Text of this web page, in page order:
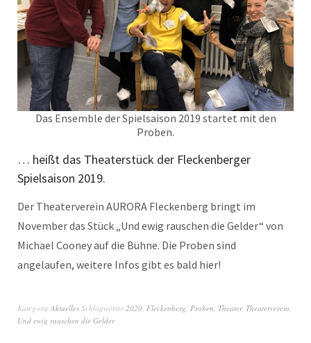
Das Ensemble der Spielsaison 2019 startet mit den
Proben.
… heißt das Theaterstück der Fleckenberger
Spielsaison 2019.
Der Theaterverein AURORA Fleckenberg bringt im
November das Stück „Und ewig rauschen die Gelder“ von
Michael Cooney auf die Bühne. Die Proben sind
angelaufen, weitere Infos gibt es bald hier!
Kategorie Aktuelles Schlagwörter 2020 Fleckenberg Proben Theater, Theaterverein
Und ewig rauschen die Gelder